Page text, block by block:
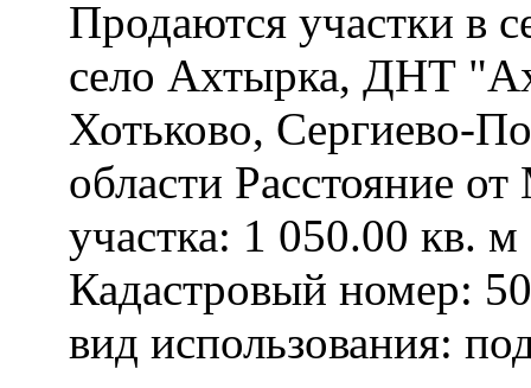
Продаются участки в
село Ахтырка, ДНТ
Хотьково, Сергиево-
области Расстояние
участка: 1 050.00 кв.
Кадастровый номер:
вид использования: